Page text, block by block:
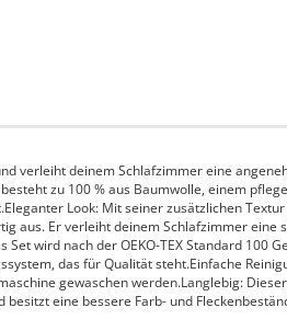
verleiht deinem Schlafzimmer eine
zu 100 % aus Baumwolle, einem
Look: Mit seiner zusätzlichen
aus. Er verleiht deinem Schlafzimmer eine
Set wird nach der OEKO-TEX Standard 100
das für Qualität steht.Einfache
gewaschen werden.Langlebig:
eine bessere Farb- und